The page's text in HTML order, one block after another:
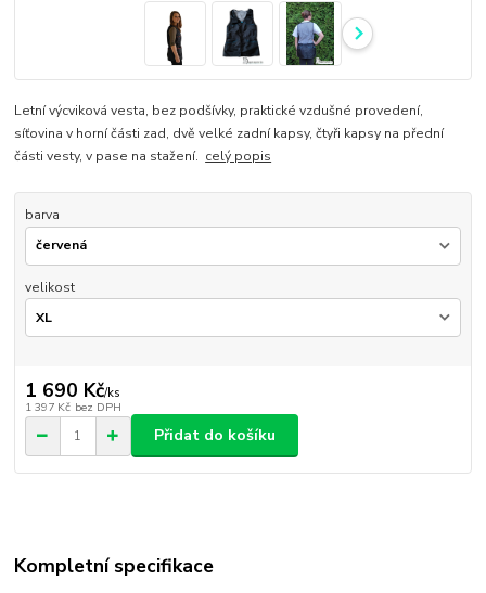
Letní výcviková vesta, bez podšívky, praktické vzdušné provedení,
síťovina v horní části zad, dvě velké zadní kapsy, čtyři kapsy na přední
části vesty, v pase na stažení. celý popis
barva
velikost
1 690 Kč/ks
1 397 Kč bez DPH
Přidat do košíku
Kompletní specifikace